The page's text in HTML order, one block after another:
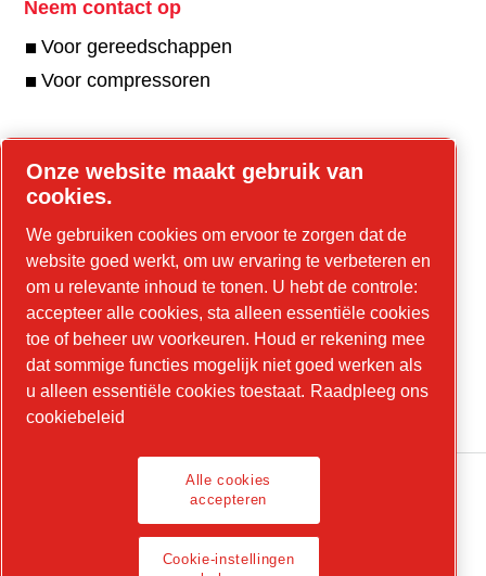
Neem contact op
Voor gereedschappen
Voor compressoren
Online tools
LinkedIn
YouTube
Instagram
Juridische informatie, privacybeleid
Cookie-instellingen beheren
Onze website maakt gebruik van
cookies.
We gebruiken cookies om ervoor te zorgen dat de
website goed werkt, om uw ervaring te verbeteren en
om u relevante inhoud te tonen. U hebt de controle:
accepteer alle cookies, sta alleen essentiële cookies
toe of beheer uw voorkeuren. Houd er rekening mee
dat sommige functies mogelijk niet goed werken als
u alleen essentiële cookies toestaat. Raadpleeg ons
cookiebeleid
Alle cookies
accepteren
Cookie-instellingen